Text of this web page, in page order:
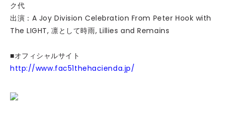
ク代
出演：A Joy Division Celebration From Peter Hook with
The LIGHT, 凛として時雨, Lillies and Remains
■オフィシャルサイト
http://www.fac51thehacienda.jp/